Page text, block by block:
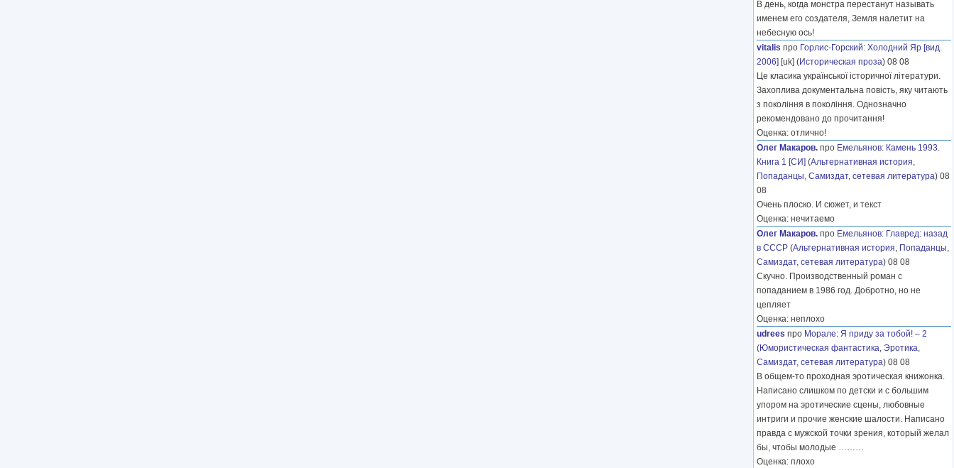
В день, когда монстра перестанут называть
именем его создателя, Земля налетит на
небесную ось!
vitalis про Горлис-Горский: Холодний Яр [вид.
2006] [uk] (Историческая проза) 08 08
Це класика української історичної літератури.
Захоплива документальна повість, яку читають
з покоління в покоління. Однозначно
рекомендовано до прочитання!
Оценка: отлично!
Олег Макаров. про Емельянов: Камень 1993.
Книга 1 [СИ] (Альтернативная история,
Попаданцы, Самиздат, сетевая литература) 08
08
Очень плоско. И сюжет, и текст
Оценка: нечитаемо
Олег Макаров. про Емельянов: Главред: назад
в СССР (Альтернативная история, Попаданцы,
Самиздат, сетевая литература) 08 08
Скучно. Производственный роман с
попаданием в 1986 год. Добротно, но не
цепляет
Оценка: неплохо
udrees про Морале: Я приду за тобой! – 2
(Юмористическая фантастика, Эротика,
Самиздат, сетевая литература) 08 08
В общем-то проходная эротическая книжонка.
Написано слишком по детски и с большим
упором на эротические сцены, любовные
интриги и прочие женские шалости. Написано
правда с мужской точки зрения, который желал
бы, чтобы молодые ………
Оценка: плохо